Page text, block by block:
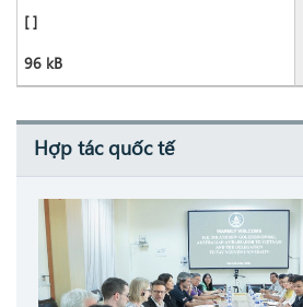
[ ]
96 kB
Hợp tác quốc tế